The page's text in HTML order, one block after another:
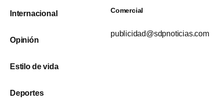
Internacional
Opinión
Estilo de vida
Deportes
Comercial
publicidad@sdpnoticias.com